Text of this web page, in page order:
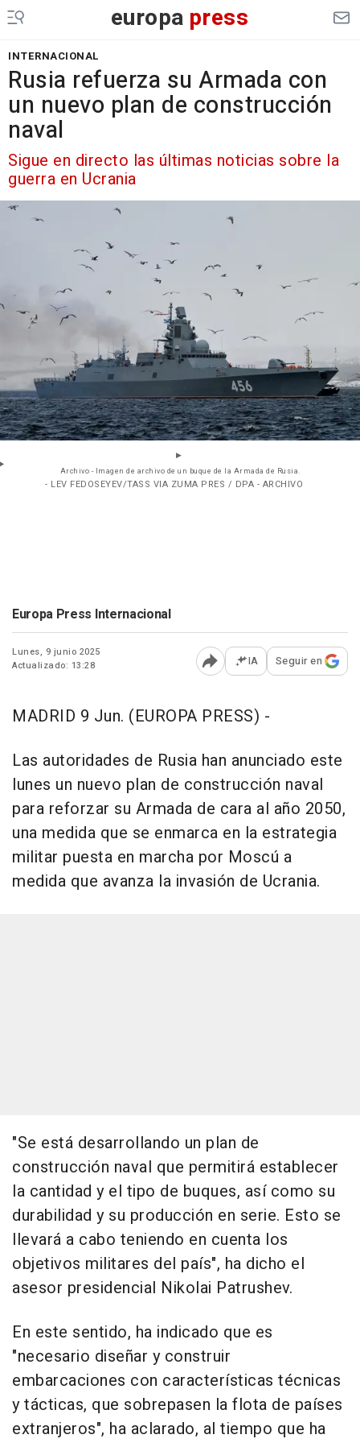
europa press
INTERNACIONAL
Rusia refuerza su Armada con
un nuevo plan de construcción
naval
Sigue en directo las últimas noticias sobre la
guerra en Ucrania
Archivo - Imagen de archivo de un buque de la Armada de Rusia.
- LEV FEDOSEYEV/TASS VIA ZUMA PRES / DPA - ARCHIVO
Europa Press Internacional
Lunes, 9 junio 2025
Actualizado: 13:28
Abrir opciones para
IA Seguir en
MADRID 9 Jun. (EUROPA PRESS) -
Las autoridades de Rusia han anunciado este
lunes un nuevo plan de construcción naval
para reforzar su Armada de cara al año 2050,
una medida que se enmarca en la estrategia
militar puesta en marcha por Moscú a
medida que avanza la invasión de Ucrania.
"Se está desarrollando un plan de
construcción naval que permitirá establecer
la cantidad y el tipo de buques, así como su
durabilidad y su producción en serie. Esto se
llevará a cabo teniendo en cuenta los
objetivos militares del país", ha dicho el
asesor presidencial Nikolai Patrushev.
En este sentido, ha indicado que es
"necesario diseñar y construir
embarcaciones con características técnicas
y tácticas, que sobrepasen la flota de países
extranjeros", ha aclarado, al tiempo que ha